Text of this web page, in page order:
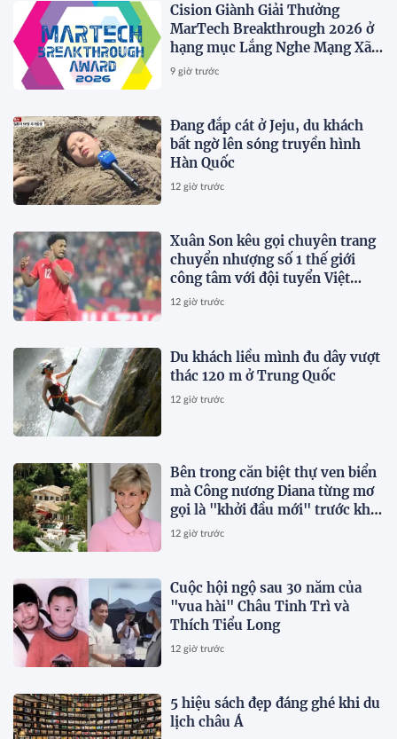
Cision Giành Giải Thưởng
MarTech Breakthrough 2026 ở
hạng mục Lắng Nghe Mạng Xã
Hội, Phân Phối Thông Cáo Báo
9 giờ trước
Đang đắp cát ở Jeju, du khách
bất ngờ lên sóng truyền hình
Hàn Quốc
12 giờ trước
Xuân Son kêu gọi chuyên trang
chuyển nhượng số 1 thế giới
công tâm với đội tuyển Việt
Nam
12 giờ trước
Du khách liều mình đu dây vượt
thác 120 m ở Trung Quốc
12 giờ trước
Bên trong căn biệt thự ven biển
mà Công nương Diana từng mơ
gọi là "khởi đầu mới" trước khi
qua đời vài tháng
12 giờ trước
Cuộc hội ngộ sau 30 năm của
"vua hài" Châu Tinh Trì và
Thích Tiểu Long
12 giờ trước
5 hiệu sách đẹp đáng ghé khi du
lịch châu Á